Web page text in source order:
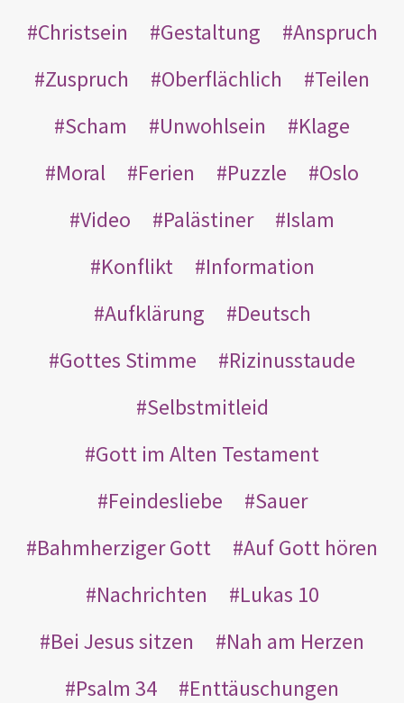
Christsein
Gestaltung
Anspruch
Zuspruch
Oberflächlich
Teilen
Scham
Unwohlsein
Klage
Moral
Ferien Puzzle
Oslo
Video
Palästiner
Islam
Konflikt
Information
Aufklärung
Deutsch
Gottes Stimme
Rizinusstaude
Selbstmitleid
Gott im Alten Testament
Feindesliebe
Sauer
Bahmherziger Gott
Auf Gott hören
Nachrichten
Lukas 10
Bei Jesus sitzen
Nah am Herzen
Psalm 34
Enttäuschungen